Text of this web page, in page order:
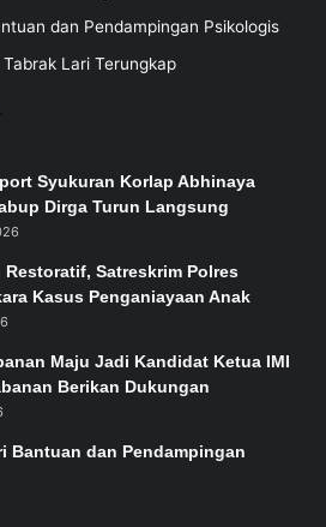
dan Pendampingan Psikologis
Lari Terungkap
Syukuran Korlap Abhinaya
Dirga Turun Langsung
Satreskrim Polres
Kasus Penganiayaan Anak
Maju Jadi Kandidat Ketua IMI
Berikan Dukungan
Bantuan dan Pendampingan